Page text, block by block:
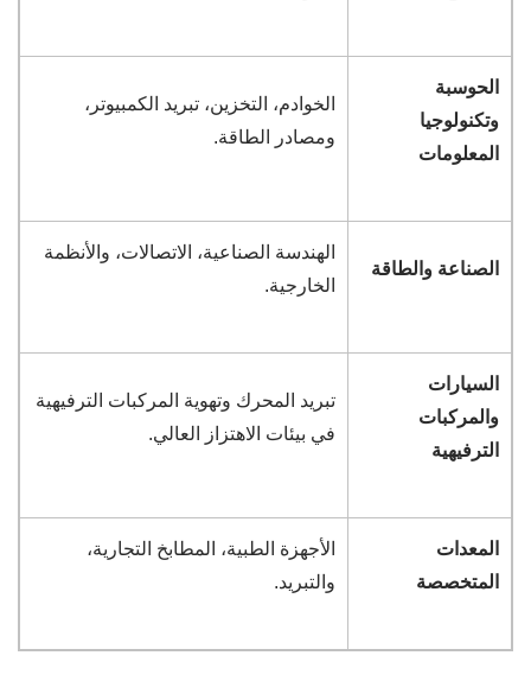
الحوسبة
وتكنولوجيا
المعلومات
الخوادم، التخزين، تبريد الكمبيوتر،
ومصادر الطاقة.
الصناعة والطاقة
الهندسة الصناعية، الاتصالات، والأنظمة
الخارجية.
السيارات
والمركبات
الترفيهية
تبريد المحرك وتهوية المركبات الترفيهية
في بيئات الاهتزاز العالي.
المعدات
المتخصصة
الأجهزة الطبية، المطابخ التجارية،
والتبريد.